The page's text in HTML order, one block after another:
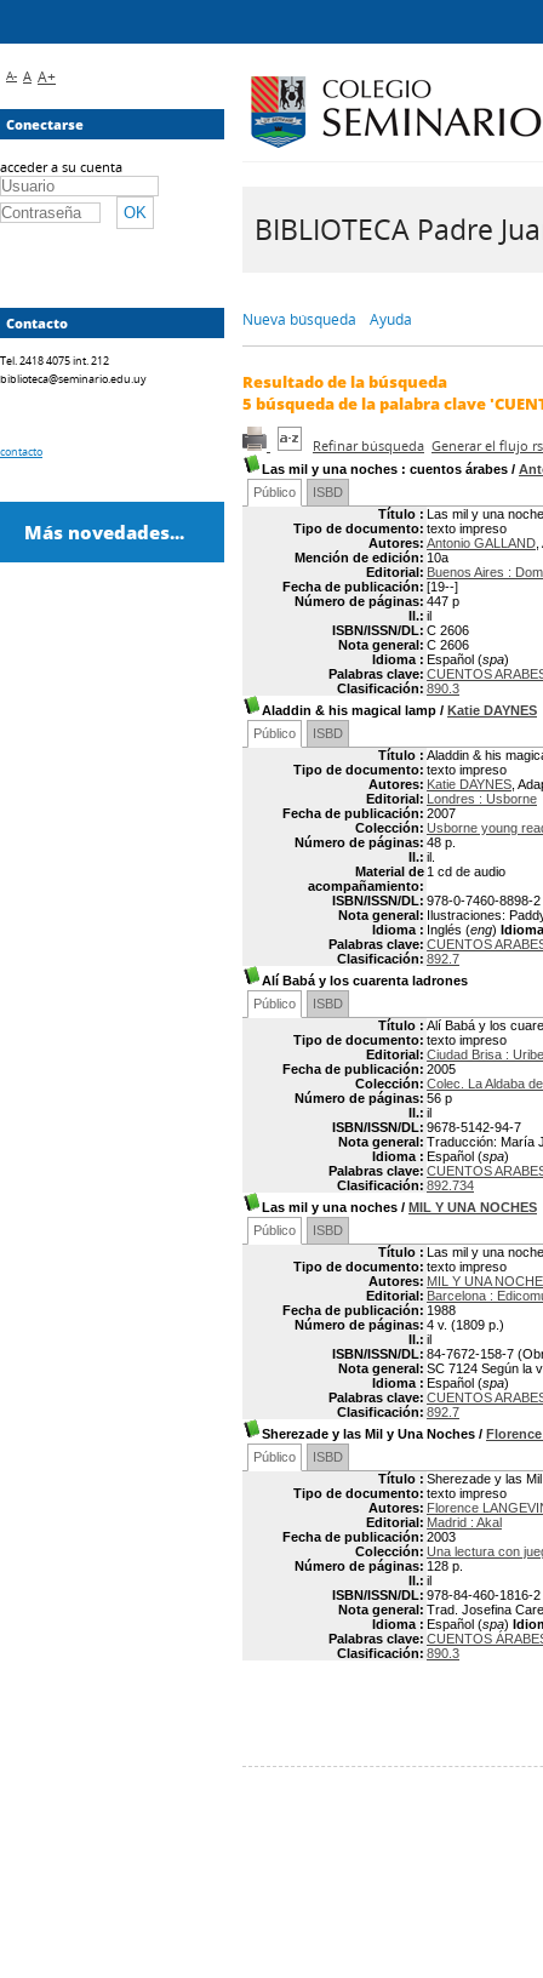
BIBLIOTECA Padre
Nueva búsqueda Ayuda
Resultado de la búsqueda
5 búsqueda de la palabra clave
Refinar búsqueda Generar el flujo
Las mil y una noches : cuentos árabes /
Público
ISBD
Título : Las mil y una
Tipo de documento: texto impreso
Autores: Antonio GALLAND
Mención de edición: 10a
Editorial: Buenos Aires :
Fecha de publicación: [19--]
Número de páginas: 447 p
Il.: il
ISBN/ISSN/DL: C 2606
Nota general: C 2606
Idioma : Español (spa)
Palabras clave: CUENTOS
Clasificación: 890.3
Aladdin & his magical lamp / Katie DAYNES
Público
ISBD
Título : Aladdin & his
Tipo de documento: texto impreso
Autores: Katie DAYNES ,
Editorial: Londres : Usborne
Fecha de publicación: 2007
Colección: Usborne young
Número de páginas: 48 p.
Il.: il.
Material de
acompañamiento:
1 cd de audio
ISBN/ISSN/DL: 978-0-7460-8898-2
Nota general: Ilustraciones:
Idioma : Inglés (eng)
Palabras clave: CUENTOS
Clasificación: 892.7
Alí Babá y los cuarenta ladrones
Público
ISBD
Título : Alí Babá y los
Tipo de documento: texto impreso
Editorial: Ciudad Brisa :
Fecha de publicación: 2005
Colección: Colec. La Aldaba
Número de páginas: 56 p
Il.: il
ISBN/ISSN/DL: 9678-5142-94-7
Nota general: Traducción: María
Idioma : Español (spa)
Palabras clave: CUENTOS
Clasificación: 892.734
Las mil y una noches / MIL Y UNA NOCHES
Público
ISBD
Título : Las mil y una
Tipo de documento: texto impreso
Autores: MIL Y UNA
Editorial: Barcelona :
Fecha de publicación: 1988
Número de páginas: 4 v. (1809 p.)
Il.: il
ISBN/ISSN/DL: 84-7672-158-7
Nota general: SC 7124 Según la
Idioma : Español (spa)
Palabras clave: CUENTOS
Clasificación: 892.7
Sherezade y las Mil y Una Noches /
Público
ISBD
Título : Sherezade y las
Tipo de documento: texto impreso
Autores: Florence
Editorial: Madrid : Akal
Fecha de publicación: 2003
Colección: Una lectura con
Número de páginas: 128 p.
Il.: il
ISBN/ISSN/DL: 978-84-460-1816-2
Nota general: Trad. Josefina
Idioma : Español (spa)
Palabras clave: CUENTOS
Clasificación: 890.3
A- A A+
Conectarse
acceder a su cuenta
Contacto
Tel. 2418 4075 int. 212
biblioteca@seminario.edu.uy
contacto
Más novedades...